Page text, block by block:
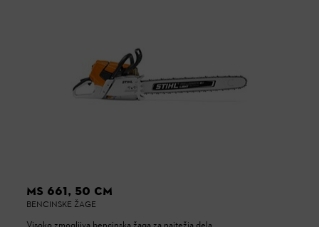
MS 661, 50 CM
BENCINSKE ŽAGE